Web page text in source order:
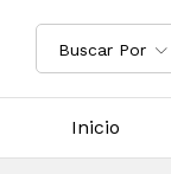
Buscar Por
Inicio